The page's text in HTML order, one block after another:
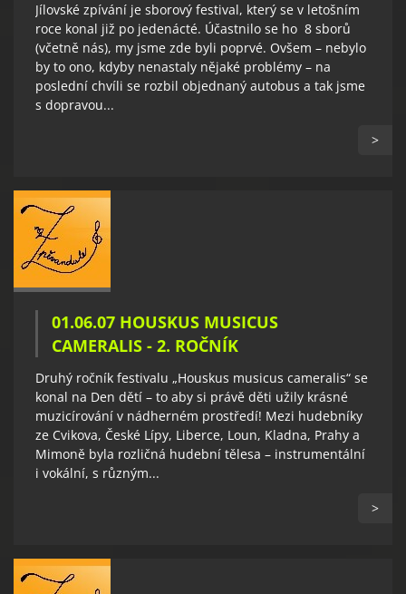
Jílovské zpívání je sborový festival, který se v letošním
roce konal již po jedenácté. Účastnilo se ho 8 sborů
(včetně nás), my jsme zde byli poprvé. Ovšem – nebylo
by to ono, kdyby nenastaly nějaké problémy – na
poslední chvíli se rozbil objednaný autobus a tak jsme
s dopravou...
>
01.06.07 HOUSKUS MUSICUS
CAMERALIS - 2. ROČNÍK
Druhý ročník festivalu „Houskus musicus cameralis“ se
konal na Den dětí – to aby si právě děti užily krásné
muzicírování v nádherném prostředí! Mezi hudebníky
ze Cvikova, České Lípy, Liberce, Loun, Kladna, Prahy a
Mimoně byla rozličná hudební tělesa – instrumentální
i vokální, s různým...
>